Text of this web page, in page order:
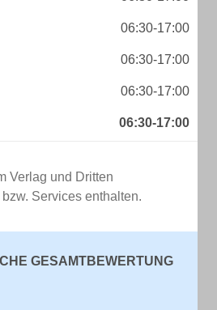
06:30-17:00
06:30-17:00
06:30-17:00
06:30-17:00
Verlag und Dritten
Services enthalten.
GESAMTBEWERTUNG